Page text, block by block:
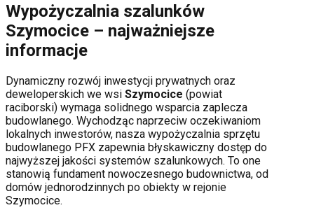
Wypożyczalnia szalunków
Szymocice – najważniejsze
informacje
Dynamiczny rozwój inwestycji prywatnych oraz
deweloperskich we wsi Szymocice (powiat
raciborski) wymaga solidnego wsparcia zaplecza
budowlanego. Wychodząc naprzeciw oczekiwaniom
lokalnych inwestorów, nasza wypożyczalnia sprzętu
budowlanego PFX zapewnia błyskawiczny dostęp do
najwyższej jakości systemów szalunkowych. To one
stanowią fundament nowoczesnego budownictwa, od
domów jednorodzinnych po obiekty w rejonie
Szymocice.